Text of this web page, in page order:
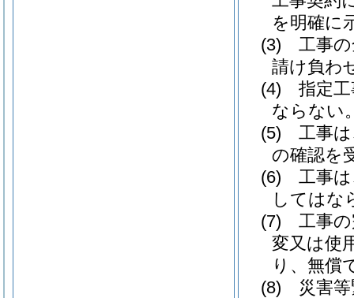
を明確に
(3)
工事
請け負わ
(4)
指定
ならない
(5)
工事
の確認を
(6)
工事
してはな
(7)
工事
変又は使
り、無償
(8)
災害